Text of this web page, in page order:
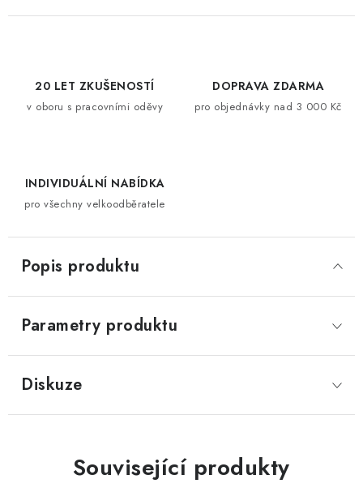
20 LET ZKUŠENOSTÍ
v oboru s pracovními oděvy
DOPRAVA ZDARMA
pro objednávky nad 3 000 Kč
INDIVIDUÁLNÍ NABÍDKA
pro všechny velkoodběratele
Popis produktu
Parametry produktu
Diskuze
Související produkty